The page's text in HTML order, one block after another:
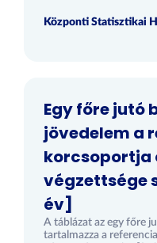
Központi Statisztikai
Egy főre jutó
jövedelem a
korcsoportja
végzettsége
év]
A táblázat az egy főre
tartalmazza a